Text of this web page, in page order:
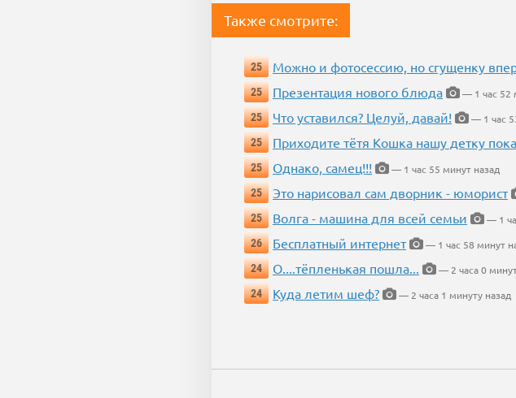
Также смотрите:
25 Можно и фотосессию, но сгущенку
25
Презентация нового блюда
— 1 час 52
25
Что уставился? Целуй, давай!
— 1 час
25
Приходите тётя Кошка нашу детку
25
Однако, самец!!!
— 1 час 55 минут назад
25
Это нарисовал сам дворник - юморист
25
Волга - машина для всей семьи
— 1
26
Бесплатный интернет
— 1 час 58 минут
24
О....тёпленькая пошла...
— 2 часа 0
24
Куда летим шеф? — 2 часа 1 минуту назад